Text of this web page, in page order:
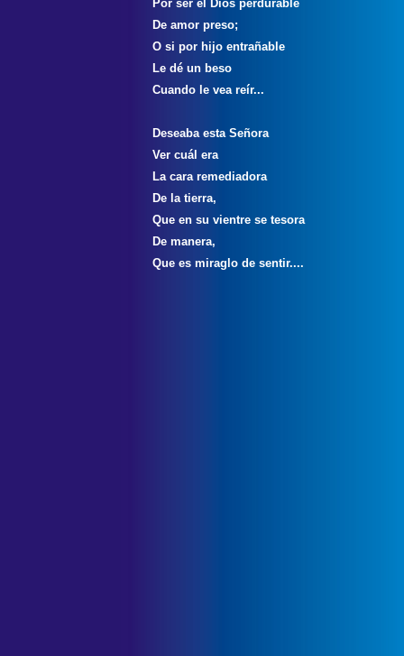
Por ser el Dios perdurable
De amor preso;
O si por hijo entrañable
Le dé un beso
Cuando le vea reír...
Deseaba esta Señora
Ver cuál era
La cara remediadora
De la tierra,
Que en su vientre se tesora
De manera,
Que es miraglo de sentir....